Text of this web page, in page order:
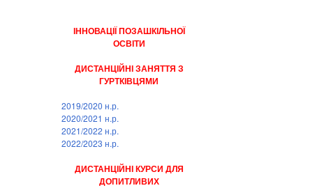
ІННОВАЦІЇ ПОЗАШКІЛЬНОЇ
ОСВІТИ
ДИСТАНЦІЙНІ ЗАНЯТТЯ З
ГУРТКІВЦЯМИ
2019/2020 н.р.
2020/2021 н.р.
2021/2022 н.р.
2022/2023 н.р.
ДИСТАНЦІЙНІ КУРСИ ДЛЯ
ДОПИТЛИВИХ